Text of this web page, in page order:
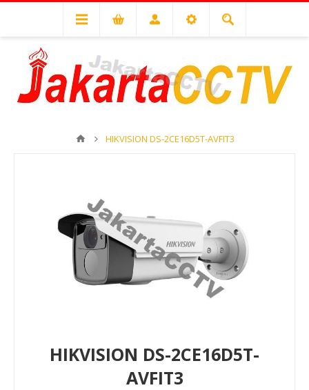
HIKVISION DS-2CE16D5T-AVFIT3
HIKVISION DS-2CE16D5T-
AVFIT3